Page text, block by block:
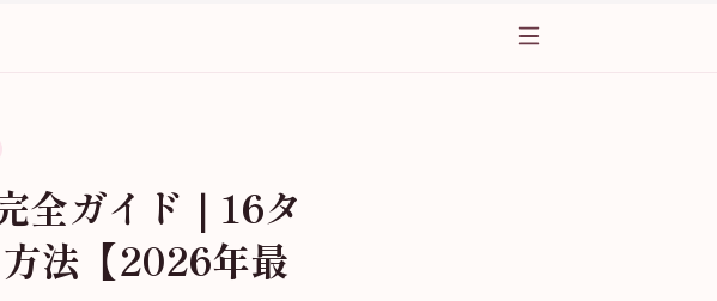
ガイド｜16タ
法【2026年最